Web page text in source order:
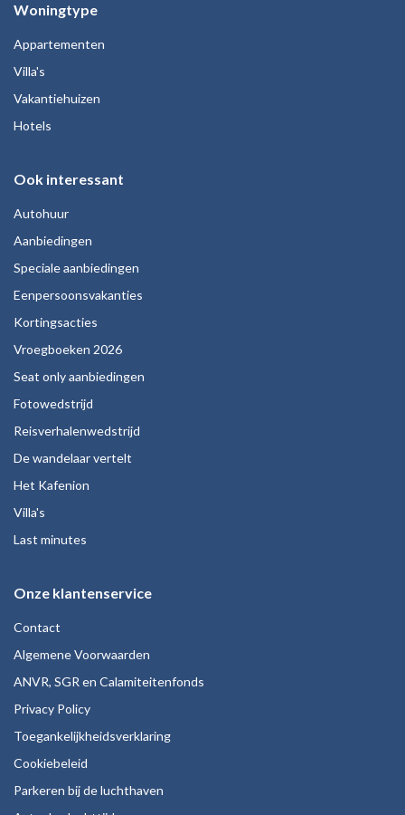
Woningtype
Appartementen
Villa's
Vakantiehuizen
Hotels
Ook interessant
Autohuur
Aanbiedingen
Speciale aanbiedingen
Eenpersoonsvakanties
Kortingsacties
Vroegboeken 2026
Seat only aanbiedingen
Fotowedstrijd
Reisverhalenwedstrijd
De wandelaar vertelt
Het Kafenion
Villa's
Last minutes
Onze klantenservice
Contact
Algemene Voorwaarden
ANVR, SGR en Calamiteitenfonds
Privacy Policy
Toegankelijkheidsverklaring
Cookiebeleid
Parkeren bij de luchthaven